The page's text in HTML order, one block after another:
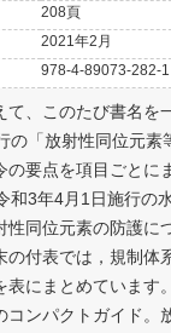
208頁
2021年2月
978-4-89073-282-1
て、このたび書名を
の「放射性同位元
要点を項目ごとに
和3年4月1日施行の
性同位元素の防護に
付表では，規制体
表にまとめています
コンパクトガイド。